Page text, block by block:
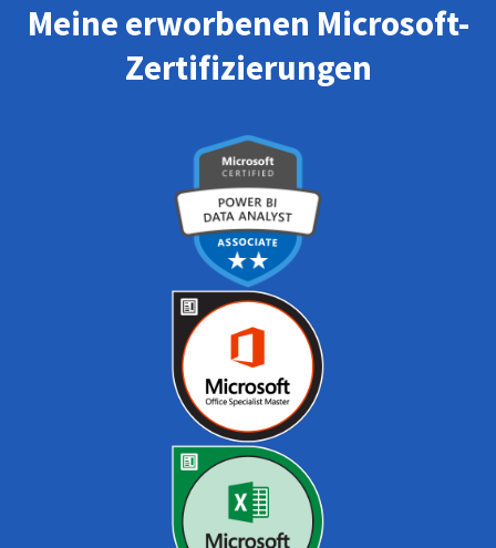
Meine erworbenen Microsoft-
Zertifizierungen